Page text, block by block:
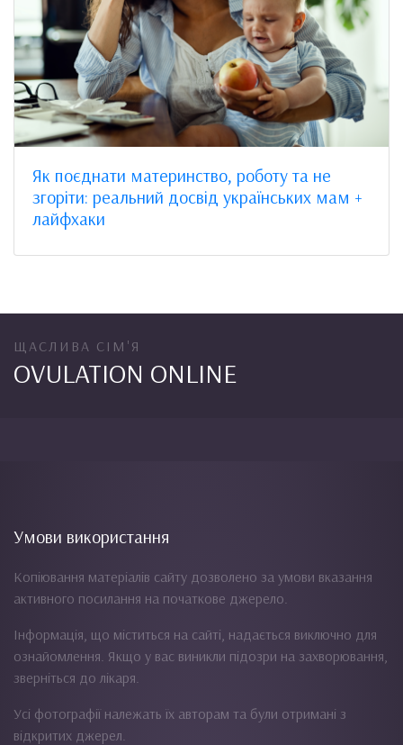
Як поєднати материнство, роботу та не
згоріти: реальний досвід українських мам +
лайфхаки
ЩАСЛИВА СІМ'Я
OVULATION ONLINE
Умови використання
Копіювання матеріалів сайту дозволено за умови вказання
активного посилання на початкове джерело.
Інформація, що міститься на сайті, надається виключно для
ознайомлення. Якщо у вас виникли підозри на захворювання,
зверніться до лікаря.
Усі фотографії належать їх авторам та були отримані з
відкритих джерел.